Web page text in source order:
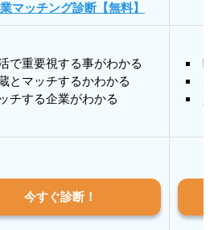
マッチング診断【無料】
で重要視する事がわかる
とマッチするかわかる
チする企業がわかる
質
今すぐ診断！